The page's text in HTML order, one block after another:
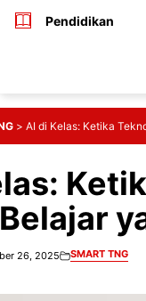
Pendidikan
> AI di Kelas: Ketika
26, 2025 SMART TNG